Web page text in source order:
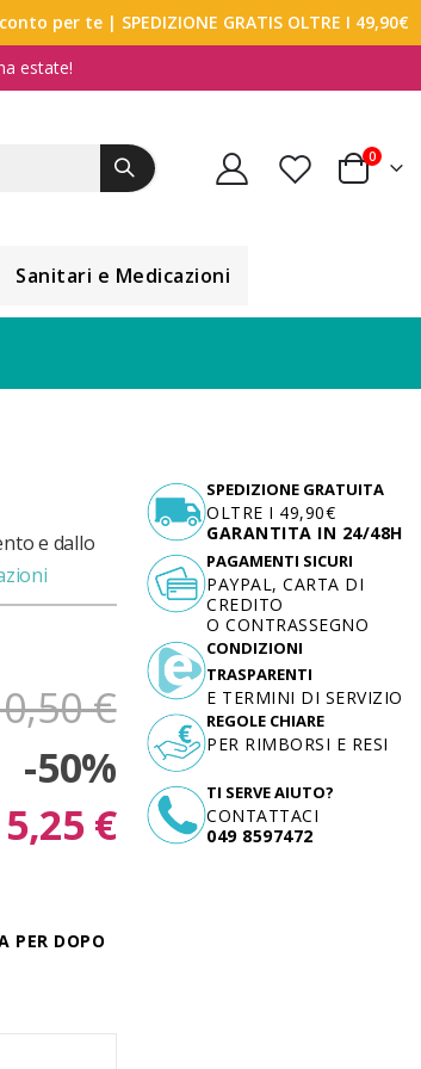
per te | SPEDIZIONE GRATIS OLTRE I 49,90€
estate!
Carrello
0
Sanitari e Medicazioni
e dallo
€
-50%
5,25 €
PER DOPO
SPEDIZIONE GRATUITA
OLTRE I 49,90€
GARANTITA IN 24/48H
TI SERVE AIUTO?
CONTATTACI
049 8597472
PAGAMENTI SICURI
PAYPAL, CARTA DI
CREDITO
O CONTRASSEGNO
CONDIZIONI
TRASPARENTI
E TERMINI DI SERVIZIO
REGOLE CHIARE
PER RIMBORSI E RESI